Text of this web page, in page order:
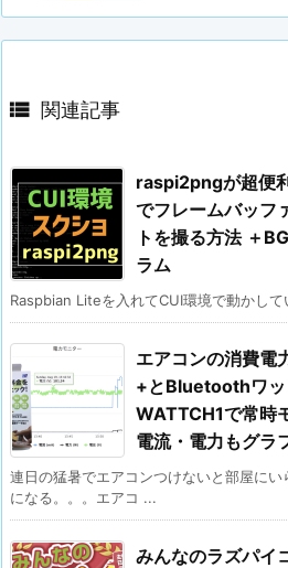
 関連記事
raspi2pngが超便
でフレームバッフ
トを撮る方法 ＋
ラム
Raspbian Liteを入れてCUI環境で動かし
エアコンの消費
+とBluetoothワッ
WATTCH1で常時
電流・電力もグラ
連日の猛暑でエアコンつけないと部屋に
になる。。。エアコ ...
みんなのラズパイ